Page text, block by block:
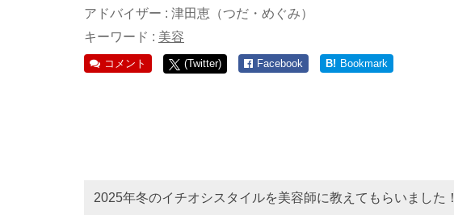
アドバイザー : 津田恵（つだ・めぐみ）
キーワード : 美容
コメント (Twitter) Facebook B! Bookmark
2025年冬のイチオシスタイルを美容師に教えてもらいました！